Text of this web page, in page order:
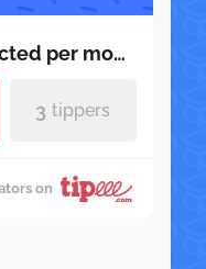
per month
3 tippers
on